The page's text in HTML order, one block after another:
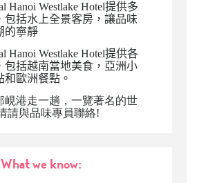
Hanoi Westlake Hotel提供多
包括水上全景客房，讓品味
的寧靜
Hanoi Westlake Hotel提供各
包括越南當地美食，亞洲小
和歐洲餐點。
峴港走一趟，一覽著名的世
請與品味專員聯絡!
What we know: